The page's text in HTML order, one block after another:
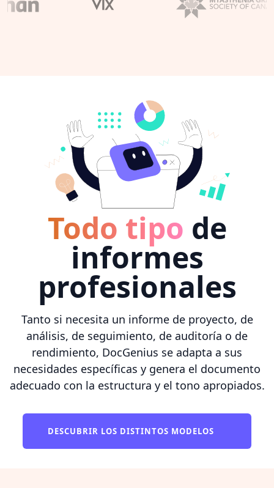
Todo tipo de
informes
profesionales
Tanto si necesita un informe de proyecto, de
análisis, de seguimiento, de auditoría o de
rendimiento, DocGenius se adapta a sus
necesidades específicas y genera el documento
adecuado con la estructura y el tono apropiados.
DESCUBRIR LOS DISTINTOS MODELOS